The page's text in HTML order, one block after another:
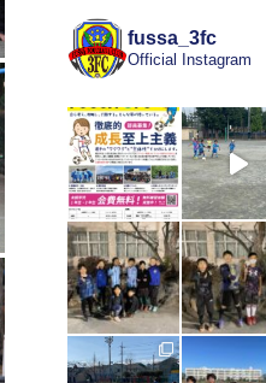
fussa_3fc
Official Instagram